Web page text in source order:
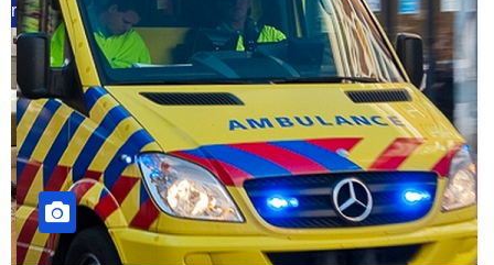
word vrijwilliger (1)
refreshed webdesign putten